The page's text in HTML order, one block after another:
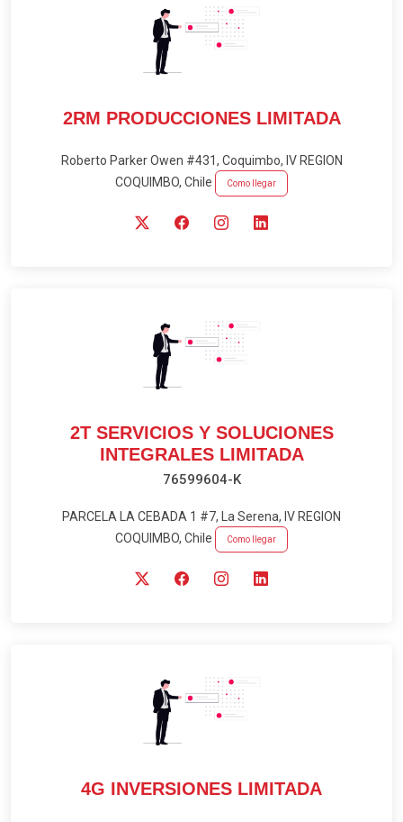
2RM PRODUCCIONES LIMITADA
Roberto Parker Owen #431, Coquimbo, IV REGION
COQUIMBO, Chile
Como llegar
2T SERVICIOS Y SOLUCIONES
INTEGRALES LIMITADA
76599604-K
PARCELA LA CEBADA 1 #7, La Serena, IV REGION
COQUIMBO, Chile
Como llegar
4G INVERSIONES LIMITADA